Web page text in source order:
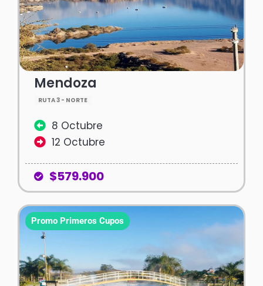
Mendoza
RUTA 3 - NORTE
8 Octubre
12 Octubre
$579.900
Promo Primeros Cupos